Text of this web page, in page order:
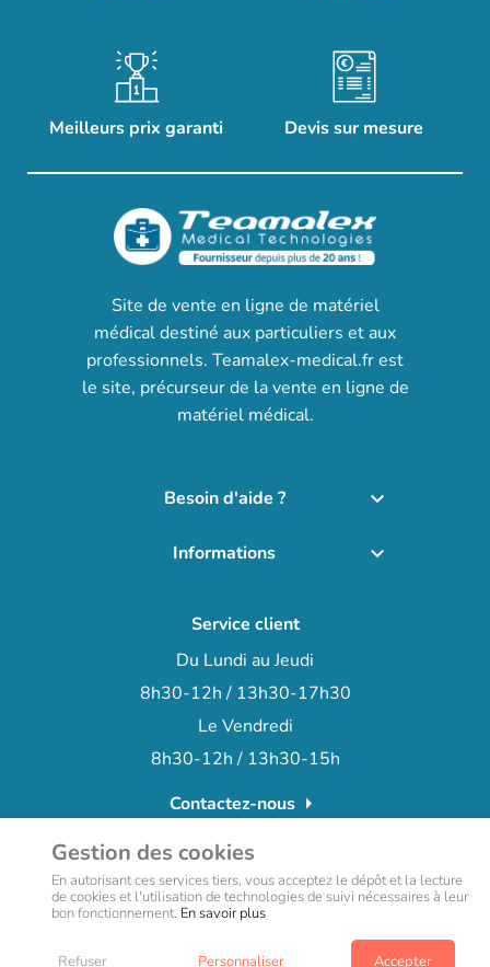
Meilleurs prix garanti Devis sur mesure
Site de vente en ligne de matériel
médical destiné aux particuliers et aux
professionnels. Teamalex-medical.fr est
le site, précurseur de la vente en ligne de
matériel médical.
Besoin d'aide ? 
Informations 
Service client
Du Lundi au Jeudi
8h30-12h / 13h30-17h30
Le Vendredi
8h30-12h / 13h30-15h
Contactez-nousarrow_right
phone+33 (0)3 66 72 15 78
Gestion des cookies
En autorisant ces services tiers, vous acceptez le dépôt et la lecture
de cookies et l'utilisation de technologies de suivi nécessaires à leur
bon fonctionnement. En savoir plus
Refuser Personnaliser Accepter